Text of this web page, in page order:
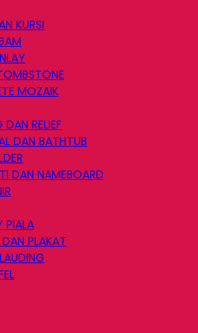
KURSI
MOZAIK
RELIEF
DAN BATHTUB
DAN NAMEBOARD
PIALA
PLAKAT